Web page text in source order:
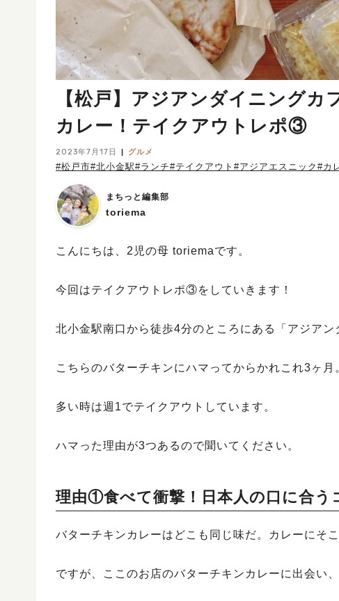
【松戸】アジアンダイニング
カレー！テイクアウトレポ③
2023年7月17日 グルメ
#松戸市#北小金駅#ランチ#テイクアウト #アジアエスニック #カ
まちっと編集部
toriema
こんにちは、2児の母 toriemaです。
今回はテイクアウトレポ③をしていきます！
北小金駅南口から徒歩4分のところにある「アジアン
こちらのバターチキンにハマってからかれこれ3ヶ月
多い時は週1でテイクアウトしています。
ハマった理由が3つあるので聞いてください。
理由①食べて衝撃！日本人の口に合う
バターチキンカレーはどこも同じ味だ。カレーにそ
ですが、ここのお店のバターチキンカレーに出会い